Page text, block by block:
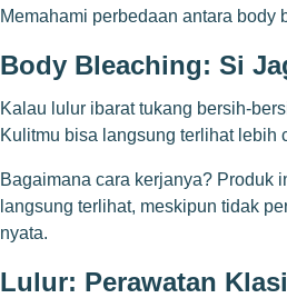
Memahami perbedaan antara body
Body Bleaching: Si
Kalau lulur ibarat tukang bersih-
Kulitmu bisa langsung terlihat lebih
Bagaimana cara kerjanya? Produk
langsung terlihat, meskipun tidak
nyata.
Lulur: Perawatan